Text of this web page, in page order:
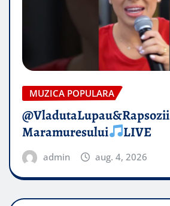
MUZICA POPULARA
@VladutaLupau&Rapsozii
Maramuresului
LIVE
admin aug. 4, 2026